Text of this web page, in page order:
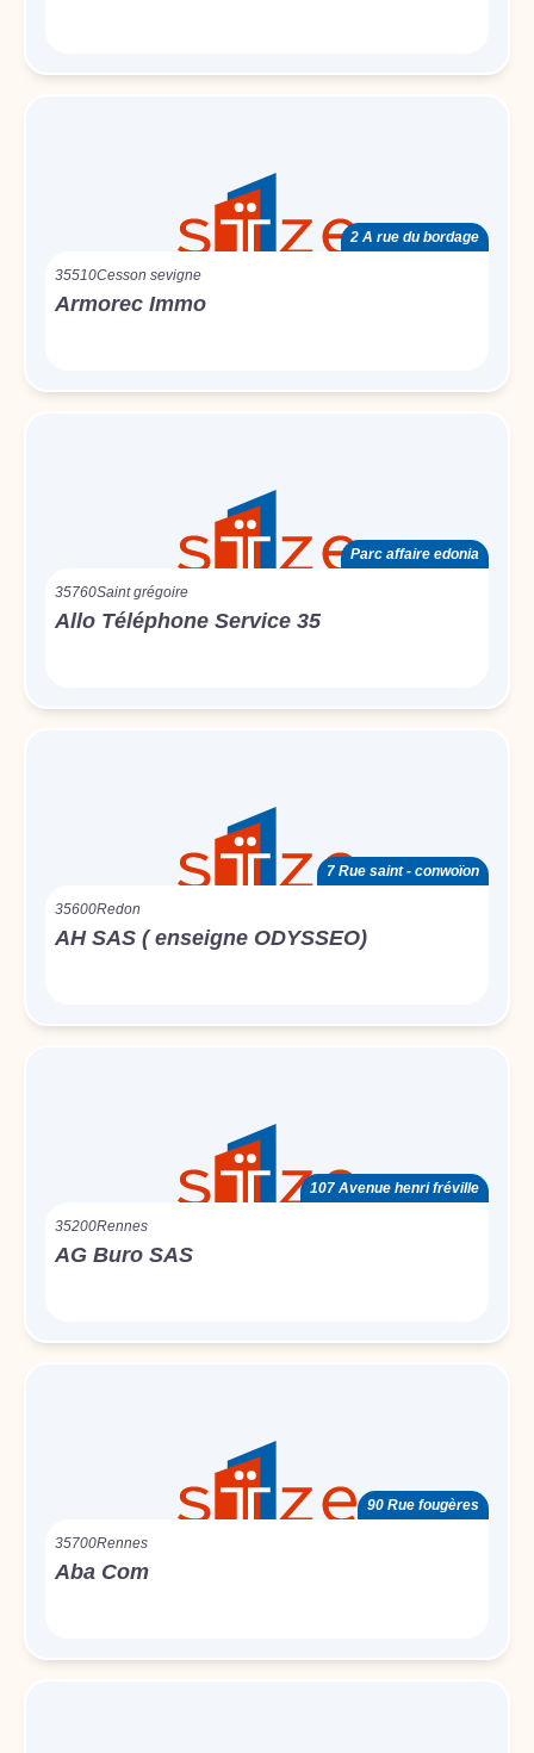
2 A rue du bordage
35510Cesson sevigne
Armorec Immo
Parc affaire edonia
35760Saint grégoire
Allo Téléphone Service 35
7 Rue saint - conwoïon
35600Redon
AH SAS ( enseigne ODYSSEO)
107 Avenue henri fréville
35200Rennes
AG Buro SAS
90 Rue fougères
35700Rennes
Aba Com